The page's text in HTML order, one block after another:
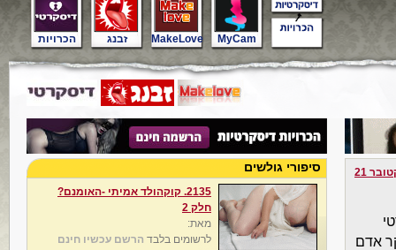
הכרויות זבנג MakeLove MyCam
21
אדם
סיפורי גולשים
2135. ‎⁨קוקהולד אמיתי -האומנם?
חלק 2⁩
מאת:
לרשומים בלבד הרשם עכשיו חינם